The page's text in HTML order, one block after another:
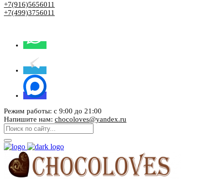
+7(916)5656011
+7(499)3756011
Режим работы: с 9:00 до 21:00
Напишите нам: chocoloves@yandex.ru